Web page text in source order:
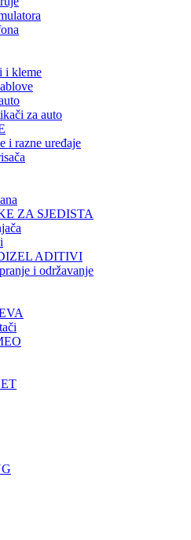
i kleme
za auto
i razne uređaje
ZA SJEDISTA
ADITIVI
i održavanje